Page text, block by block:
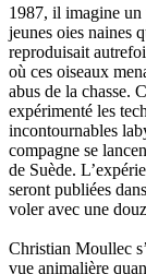
Rasse
Ravel
Revel
Ripart
Roux
Sablé
1987, il imagine
jeunes oies naines
reproduisait
où ces oiseaux
abus de la chasse.
expérimenté les
incontournables
compagne se
de Suède.
seront publiées
voler avec une
Christian Moullec
vue animalière